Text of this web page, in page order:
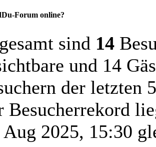
Forum online?
sind 14
und 14
der letzten
Besucherrekord
Aug 2025, 15:30